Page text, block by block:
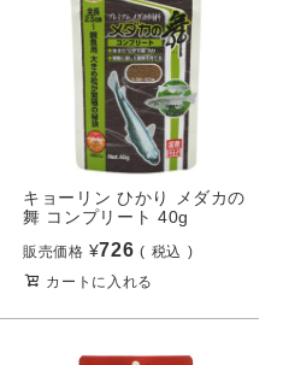
キョーリン ひかり メダカの
舞 コンプリート 40g
販売価格 ¥726
税込
カートに入れる